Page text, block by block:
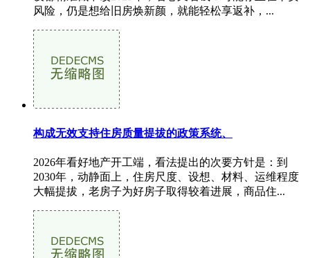
风险，仍是想给旧房焕新颜，就能轻松享返补，...
构成无效支持住房质量提拔的政策系统、
2026年看好地产开工端，看法提出的次要方针是：到
2030年，动静面上，住房尺度、设想、材料、运维程度
大幅提拔，老房子为好房子取得较着进展，商品住...